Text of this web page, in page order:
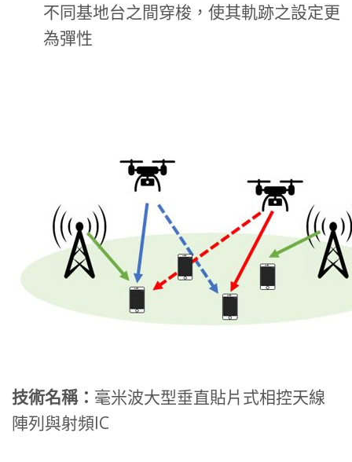
不同基地台之間穿梭，使其軌跡之設定更
為彈性
技術名稱： 毫米波大型垂直貼片式相控天線
陣列與射頻IC